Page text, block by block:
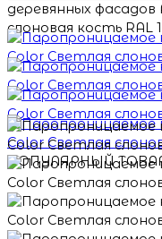
деревянных фасадов
слоновая кость RAL
ПОПУЛЯРНЫЙ